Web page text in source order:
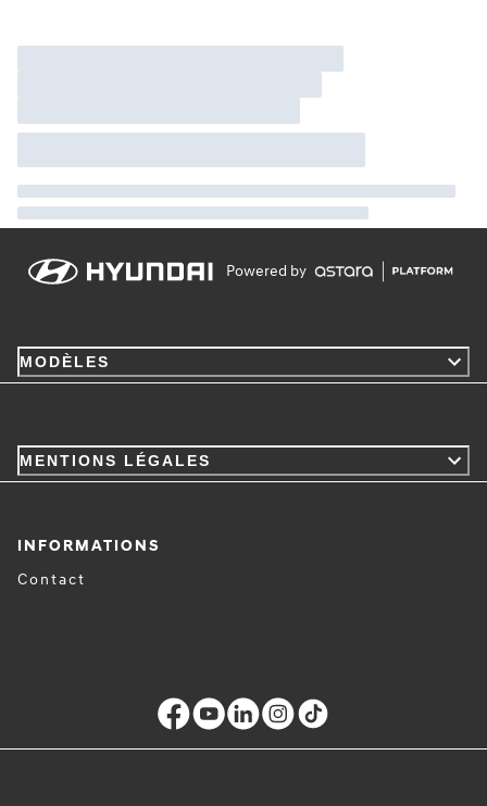
Powered by
MODÈLES
MENTIONS LÉGALES
INFORMATIONS
Contact